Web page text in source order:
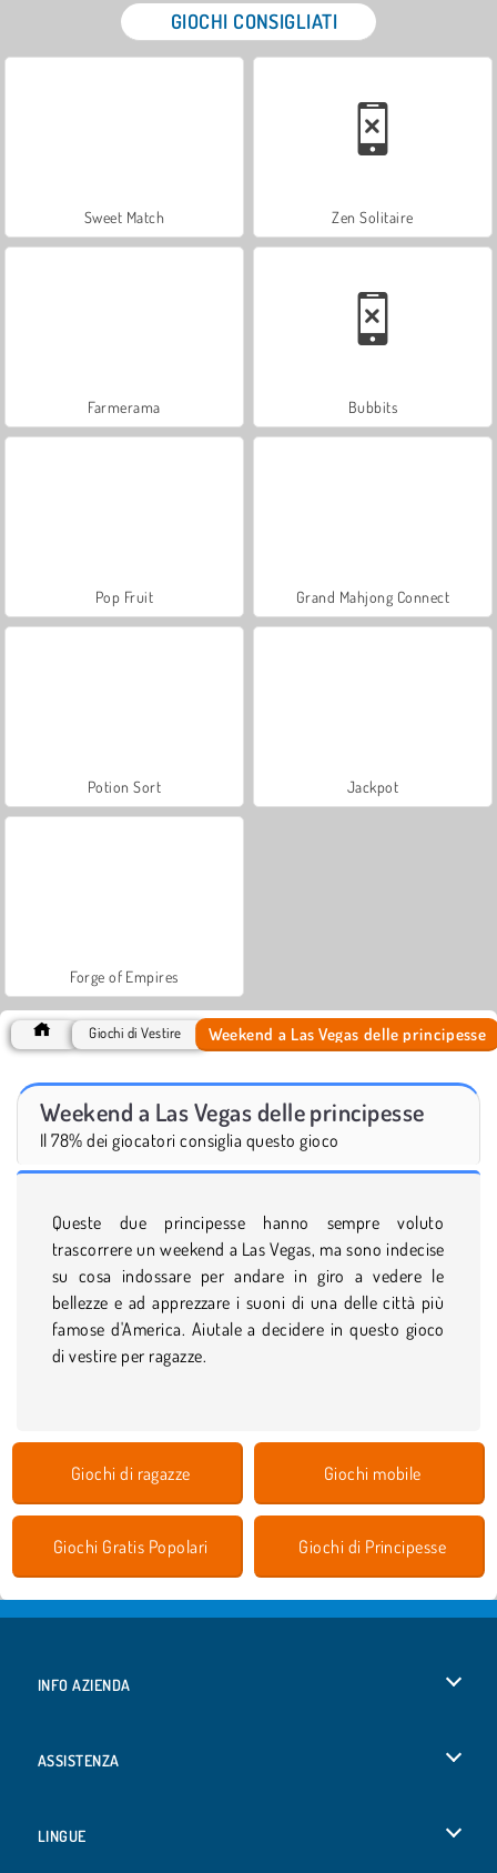
GIOCHI CONSIGLIATI
Sweet Match Zen Solitaire
Farmerama Bubbits
Pop Fruit Grand Mahjong Connect
Potion Sort Jackpot
Forge of Empires
Giochi di Vestire Weekend a Las Vegas delle principesse
Weekend a Las Vegas delle principesse
Il 78% dei giocatori consiglia questo gioco
Queste due principesse hanno sempre voluto
trascorrere un weekend a Las Vegas, ma sono indecise
su cosa indossare per andare in giro a vedere le
bellezze e ad apprezzare i suoni di una delle città più
famose d'America. Aiutale a decidere in questo gioco
di vestire per ragazze.
Giochi di ragazze Giochi mobile
Giochi Gratis Popolari Giochi di Principesse
INFO AZIENDA
ASSISTENZA
LINGUE